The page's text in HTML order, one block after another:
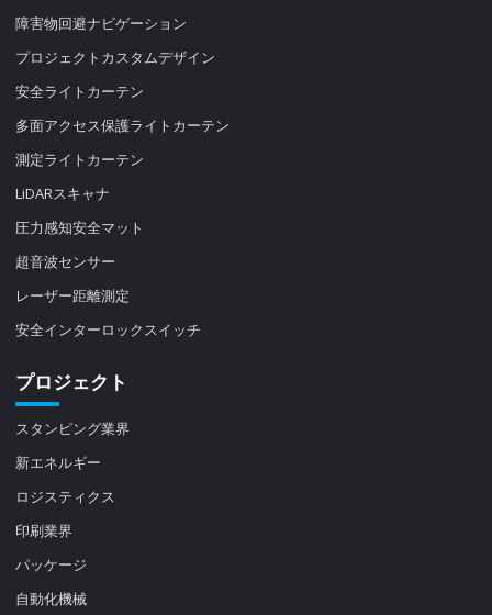
障害物回避ナビゲーション
プロジェクトカスタムデザイン
安全ライトカーテン
多面アクセス保護ライトカーテン
測定ライトカーテン
LiDARスキャナ
圧力感知安全マット
超音波センサー
レーザー距離測定
安全インターロックスイッチ
プロジェクト
スタンピング業界
新エネルギー
ロジスティクス
印刷業界
パッケージ
自動化機械